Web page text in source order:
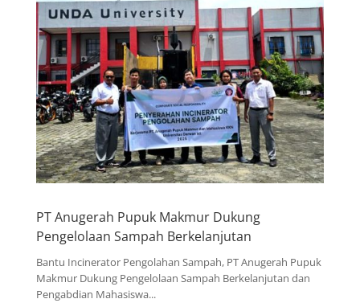
PT Anugerah Pupuk Makmur Dukung
Pengelolaan Sampah Berkelanjutan
Bantu Incinerator Pengolahan Sampah, PT Anugerah Pupuk
Makmur Dukung Pengelolaan Sampah Berkelanjutan dan
Pengabdian Mahasiswa...